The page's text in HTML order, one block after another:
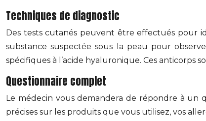
Techniques de diagnostic
Des tests cutanés peuvent être effectués pour
substance suspectée sous la peau pour
spécifiques à l’acide hyaluronique. Ces anticorps
Questionnaire complet
Le médecin vous demandera de répondre à un
précises sur les produits que vous utilisez, vos